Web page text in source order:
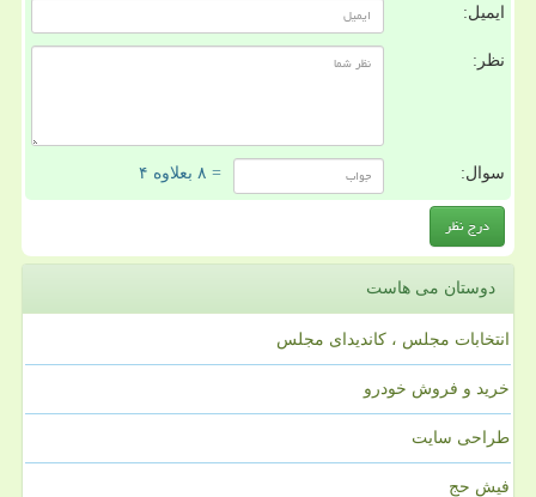
ایمیل:
نظر:
سوال: = ۸ بعلاوه ۴
دوستان می هاست
انتخابات مجلس ، کاندیدای مجلس
خرید و فروش خودرو
طراحی سایت
فیش حج